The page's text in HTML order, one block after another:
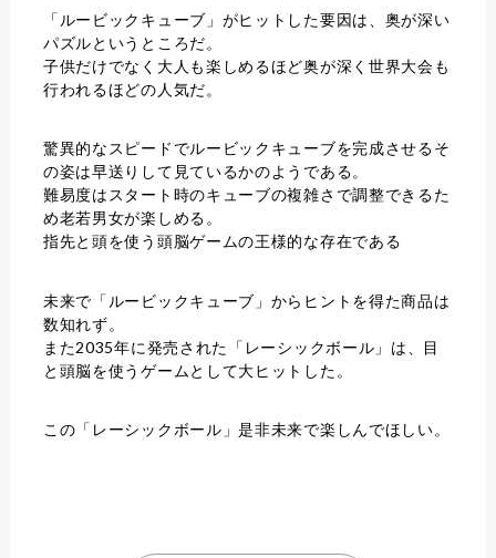
「ルービックキューブ」がヒットした要因は、奥が深い
パズルというところだ。
子供だけでなく大人も楽しめるほど奥が深く世界大会も
行われるほどの人気だ。
驚異的なスピードでルービックキューブを完成させるそ
の姿は早送りして見ているかのようである。
難易度はスタート時のキューブの複雑さで調整できるた
め老若男女が楽しめる。
指先と頭を使う頭脳ゲームの王様的な存在である
未来で「ルービックキューブ」からヒントを得た商品は
数知れず。
また2035年に発売された「レーシックボール」は、目
と頭脳を使うゲームとして大ヒットした。
この「レーシックボール」是非未来で楽しんでほしい。